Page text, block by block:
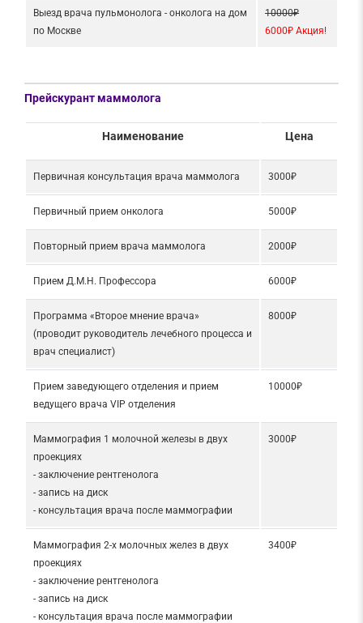
Выезд врача пульмонолога - онколога на дом
по Москве
10000₽
6000₽ Акция!
Прейскурант маммолога
Наименование Цена
Первичная консультация врача маммолога 3000₽
Первичный прием онколога 5000₽
Повторный прием врача маммолога 2000₽
Прием Д.М.Н. Профессора 6000₽
Программа «Второе мнение врача»
(проводит руководитель лечебного процесса и
врач специалист)
8000₽
Прием заведующего отделения и прием
ведущего врача VIP отделения
10000₽
Маммография 1 молочной железы в двух
проекциях
- заключение рентгенолога
- запись на диск
- консультация врача после маммографии
3000₽
Маммография 2-х молочных желез в двух
проекциях
- заключение рентгенолога
- запись на диск
- консультация врача после маммографии
3400₽